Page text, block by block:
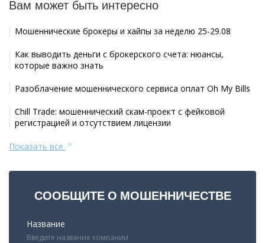
Вам может быть интересно
Мошеннические брокеры и хайпы за неделю 25-29.08
Как выводить деньги с брокерского счета: нюансы,
которые важно знать
Разоблачение мошеннического сервиса оплат Oh My Bills
Chill Trade: мошеннический скам-проект с фейковой
регистрацией и отсутствием лицензии
Показать все
СООБЩИТЕ О МОШЕННИЧЕСТВЕ
Название